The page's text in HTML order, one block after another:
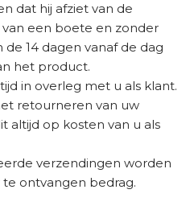
dat hij afziet van de
een boete en zonder
14 dagen vanaf de dag
het product.
in overleg met u als klant.
retourneren van uw
altijd op kosten van u als
verzendingen worden
ontvangen bedrag.